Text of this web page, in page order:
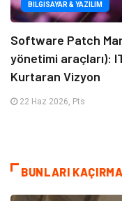
BILGISAYAR & YAZILIM
Software Patch
yönetimi araçları):
Kurtaran Vizyon
22 Haz 2026, Pts
BUNLARI KAÇIRMA